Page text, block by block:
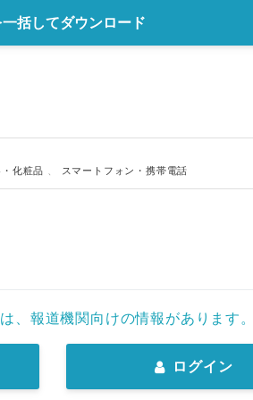
括してダウンロード
化粧品 スマートフォン・携帯電話
、報道機関向けの情報があります
ログイン